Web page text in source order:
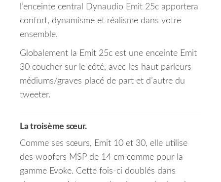
l’enceinte central Dynaudio Emit 25c apportera
confort, dynamisme et réalisme dans votre
ensemble.
Globalement la Emit 25c est une enceinte Emit
30 coucher sur le côté, avec les haut parleurs
médiums/graves placé de part et d’autre du
tweeter.
La troisème sœur.
Comme ses sœurs, Emit 10 et 30, elle utilise
des woofers MSP de 14 cm comme pour la
gamme Evoke. Cette fois-ci doublés dans